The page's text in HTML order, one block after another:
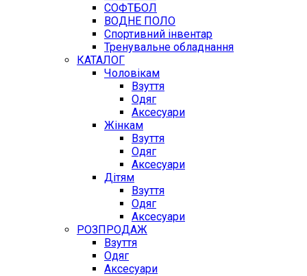
СОФТБОЛ
ВОДНЕ ПОЛО
Спортивний інвентар
Тренувальне обладнання
КАТАЛОГ
Чоловікам
Взуття
Одяг
Аксесуари
Жінкам
Взуття
Одяг
Аксесуари
Дітям
Взуття
Одяг
Аксесуари
РОЗПРОДАЖ
Взуття
Одяг
Аксесуари